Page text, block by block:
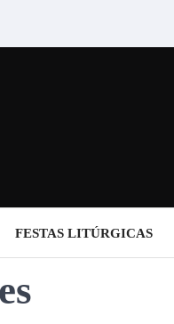
FESTAS LITÚRGICAS